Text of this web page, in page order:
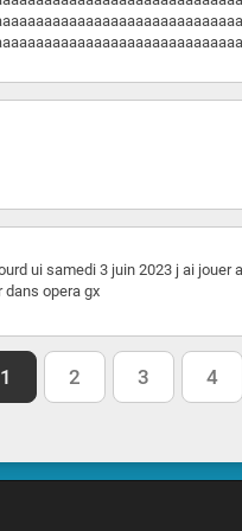
ui samedi 3 juin 2023 j ai
dans opera gx
1 2 3 4